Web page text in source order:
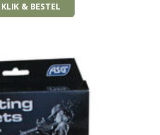
KLIK & BESTEL